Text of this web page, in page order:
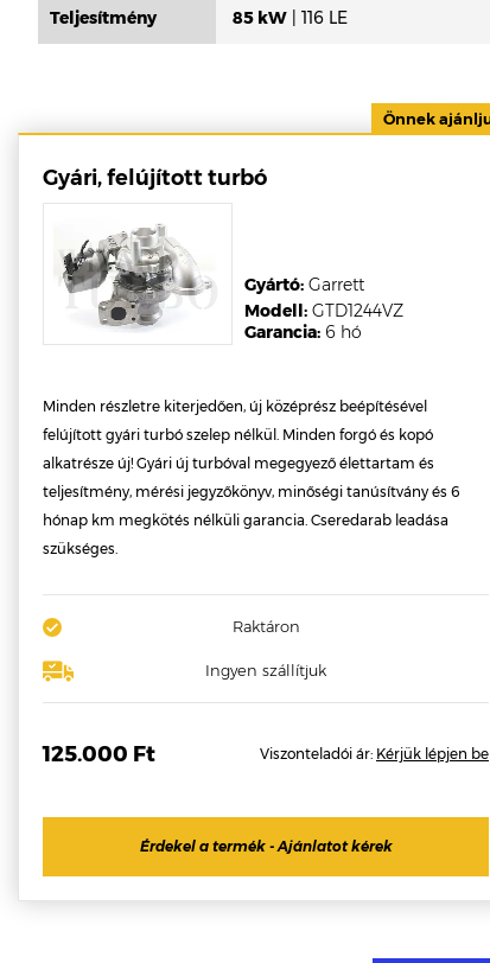
Teljesítmény 85 kW | 116 LE
Gyári, felújított turbó
Garancia: 6 hó
Modell: GTD1244VZ
Gyártó: Garrett
Minden részletre kiterjedően, új középrész beépítésével
felújított gyári turbó szelep nélkül. Minden forgó és kopó
alkatrésze új! Gyári új turbóval megegyező élettartam és
teljesítmény, mérési jegyzőkönyv, minőségi tanúsítvány és 6
hónap km megkötés nélküli garancia. Cseredarab leadása
szükséges.
Raktáron
Ingyen szállítjuk
125.000 Ft Viszonteladói ár: Kérjük lépjen be
Érdekel a termék - Ajánlatot kérek